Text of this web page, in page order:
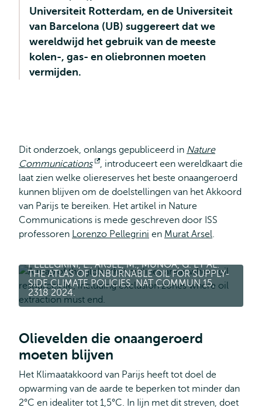
Universiteit Rotterdam, en de Universiteit
van Barcelona (UB) suggereert dat we
wereldwijd het gebruik van de meeste
kolen-, gas- en oliebronnen moeten
vermijden.
Dit onderzoek, onlangs gepubliceerd in Nature
Communications
Opent
extern
, introduceert een wereldkaart die
laat zien welke oliereserves het beste onaangeroerd
kunnen blijven om de doelstellingen van het Akkoord
van Parijs te bereiken. Het artikel in Nature
Communications is mede geschreven door ISS
professoren Lorenzo Pellegrini en Murat Arsel.
PELLEGRINI, L., ARSEL, M., MUÑOA, G. ET AL.
THE ATLAS OF UNBURNABLE OIL FOR SUPPLY-
SIDE CLIMATE POLICIES. NAT COMMUN 15,
2318 2024.
Olievelden die onaangeroerd
moeten blijven
Het Klimaatakkoord van Parijs heeft tot doel de
opwarming van de aarde te beperken tot minder dan
2°C en idealiter tot 1,5°C. In Iijn met dit streven, doet